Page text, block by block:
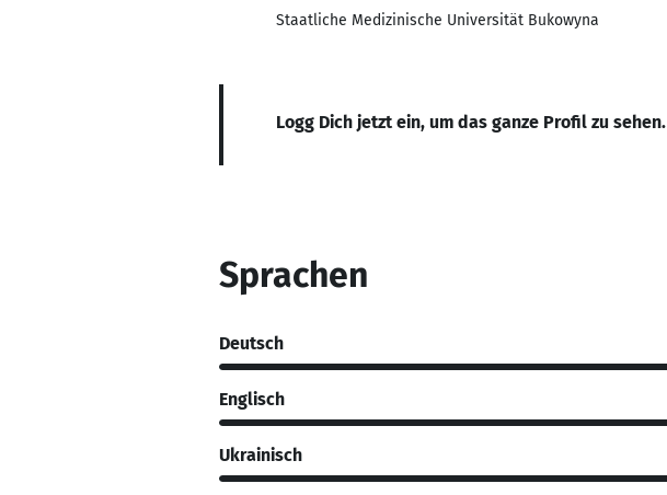
Staatliche Medizinische Universität Bukowyna
Logg Dich jetzt ein, um das ganze Profil zu sehen.
Sprachen
Deutsch
Englisch
Ukrainisch